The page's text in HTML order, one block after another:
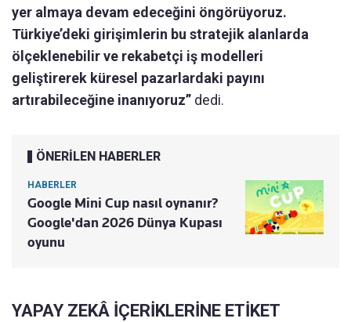
yer almaya devam edeceğini öngörüyoruz.
Türkiye’deki girişimlerin bu stratejik alanlarda
ölçeklenebilir ve rekabetçi iş modelleri
geliştirerek küresel pazarlardaki payını
artırabileceğine inanıyoruz” dedi.
ÖNERİLEN HABERLER
HABERLER
Google Mini Cup nasıl oynanır?
Google'dan 2026 Dünya Kupası
oyunu
YAPAY ZEKÂ İÇERİKLERİNE ETİKET